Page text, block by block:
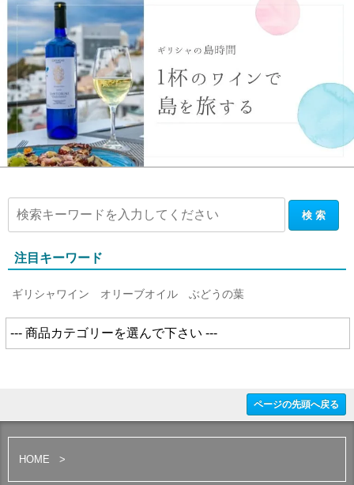
注目キーワード
ギリシャワイン オリーブオイル ぶどうの葉
ページの先頭へ戻る
HOME